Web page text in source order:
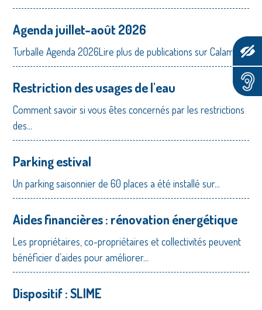
Agenda juillet-août 2026
Turballe Agenda 2026Lire plus de publications sur Calaméo
Restriction des usages de l'eau
Comment savoir si vous êtes concernés par les restrictions
des...
Parking estival
Un parking saisonnier de 60 places a été installé sur...
Aides financières : rénovation énergétique
Les propriétaires, co-propriétaires et collectivités peuvent
bénéficier d’aides pour améliorer...
Dispositif : SLIME